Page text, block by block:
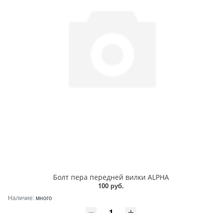
Болт пера передней вилки ALPHA
100 руб.
Наличие:много